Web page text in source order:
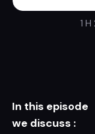
1
In this episode
we discuss :